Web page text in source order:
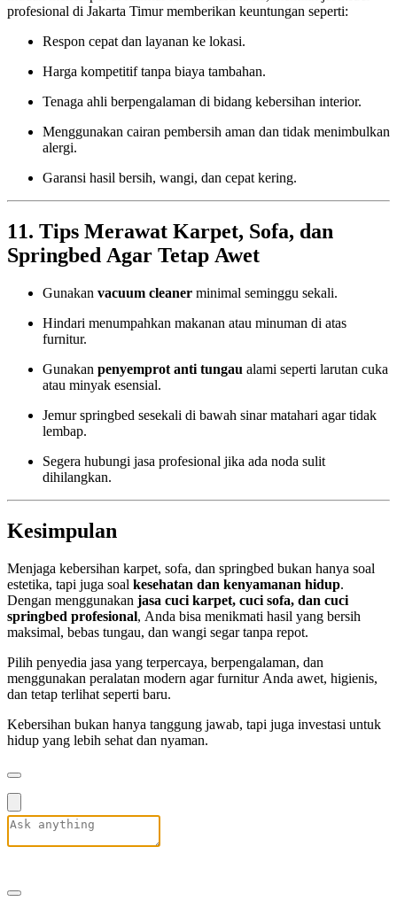
profesional di Jakarta Timur memberikan keuntungan seperti:
Respon cepat dan layanan ke lokasi.
Harga kompetitif tanpa biaya tambahan.
Tenaga ahli berpengalaman di bidang kebersihan interior.
Menggunakan cairan pembersih aman dan tidak menimbulkan
alergi.
Garansi hasil bersih, wangi, dan cepat kering.
11. Tips Merawat Karpet, Sofa, dan
Springbed Agar Tetap Awet
Gunakan vacuum cleaner minimal seminggu sekali.
Hindari menumpahkan makanan atau minuman di atas
furnitur.
Gunakan penyemprot anti tungau alami seperti larutan cuka
atau minyak esensial.
Jemur springbed sesekali di bawah sinar matahari agar tidak
lembap.
Segera hubungi jasa profesional jika ada noda sulit
dihilangkan.
Kesimpulan
Menjaga kebersihan karpet, sofa, dan springbed bukan hanya soal
estetika, tapi juga soal kesehatan dan kenyamanan hidup.
Dengan menggunakan jasa cuci karpet, cuci sofa, dan cuci
springbed profesional, Anda bisa menikmati hasil yang bersih
maksimal, bebas tungau, dan wangi segar tanpa repot.
Pilih penyedia jasa yang terpercaya, berpengalaman, dan
menggunakan peralatan modern agar furnitur Anda awet, higienis,
dan tetap terlihat seperti baru.
Kebersihan bukan hanya tanggung jawab, tapi juga investasi untuk
hidup yang lebih sehat dan nyaman.